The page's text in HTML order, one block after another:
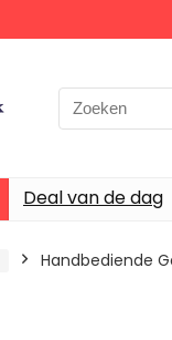
Deal van de dag
Handbediende